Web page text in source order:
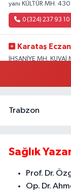
yanı KÜLTÜR MH.
0 (324) 237 93 10
Karataş
İHSANİYE MH. KUVAİ
Trabzon
Sağlık
Prof. Dr.
Op. Dr.